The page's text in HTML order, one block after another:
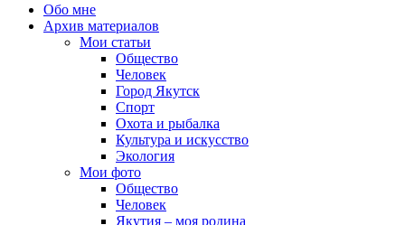
Обо мне
Архив материалов
Мои статьи
Общество
Человек
Город Якутск
Спорт
Охота и рыбалка
Культура и искусство
Экология
Мои фото
Общество
Человек
Якутия – моя родина